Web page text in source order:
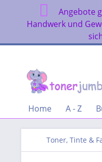
Angebote
Handwerk und
Home A - Z
Toner, Tinte &